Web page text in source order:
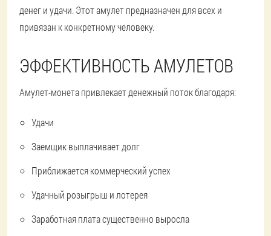
денег и удачи. Этот амулет предназначен для всех и
привязан к конкретному человеку.
ЭФФЕКТИВНОСТЬ АМУЛЕТОВ
Амулет-монета привлекает денежный поток благодаря:
Удачи
Заемщик выплачивает долг
Приближается коммерческий успех
Удачный розыгрыш и лотерея
Заработная плата существенно выросла